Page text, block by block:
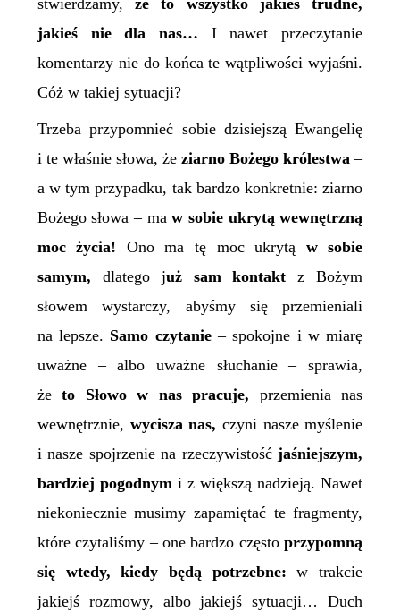
stwierdzamy,że to wszystko jakieś trudne,
jakieś nie dla nas… I nawet przeczytanie
komentarzy nie do końca te wątpliwości wyjaśni.
Cóż w takiej sytuacji?
Trzeba przypomnieć sobie dzisiejszą Ewangelię
i te właśnie słowa, żeziarno Bożego królestwa–
a w tym przypadku, tak bardzo konkretnie: ziarno
Bożego słowa – maw sobie ukrytą wewnętrzną
moc życia! Ono ma tę moc ukrytą w sobie
samym, dlatego już sam kontakt z Bożym
słowem wystarczy, abyśmy się przemieniali
na lepsze. Samo czytanie– spokojne i w miarę
uważne – albo uważne słuchanie – sprawia,
żeto Słowo w nas pracuje, przemienia nas
wewnętrznie, wycisza nas, czyni nasze myślenie
i nasze spojrzenie na rzeczywistośćjaśniejszym,
bardziej pogodnymi z większą nadzieją. Nawet
niekoniecznie musimy zapamiętać te fragmenty,
które czytaliśmy – one bardzo częstoprzypomną
się wtedy, kiedy będą potrzebne:w trakcie
jakiejś rozmowy, albo jakiejś sytuacji… Duch